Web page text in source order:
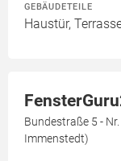
GEBÄUDETEILE
Haustür,
Bundestraße 5 -
Immenstedt)